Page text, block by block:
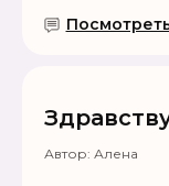
Автор: Алена